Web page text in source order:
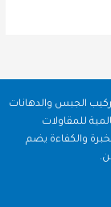
الجبس والدهانات
للمقاولات
والكفاءة يضم